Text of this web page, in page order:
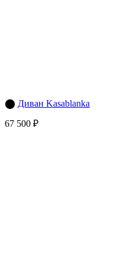
⬤ Диван Kasablanka
67 500 ₽